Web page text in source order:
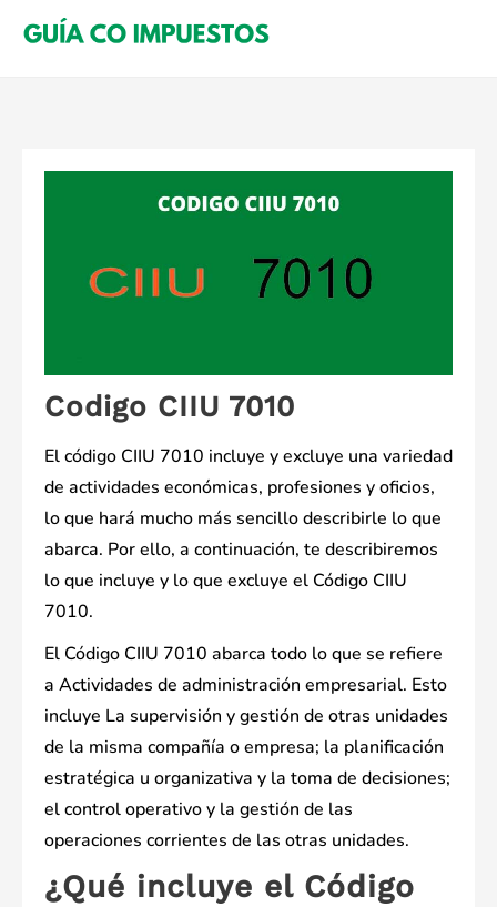
Codigo CIIU 7010
El código CIIU 7010 incluye y excluye una variedad
de actividades económicas, profesiones y oficios,
lo que hará mucho más sencillo describirle lo que
abarca. Por ello, a continuación, te describiremos
lo que incluye y lo que excluye el Código CIIU
7010.
El Código CIIU 7010 abarca todo lo que se refiere
a Actividades de administración empresarial. Esto
incluye La supervisión y gestión de otras unidades
de la misma compañía o empresa; la planificación
estratégica u organizativa y la toma de decisiones;
el control operativo y la gestión de las
operaciones corrientes de las otras unidades.
¿Qué incluye el Código